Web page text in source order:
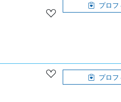
プロ
プロ